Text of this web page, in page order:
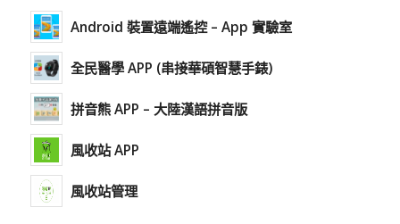
Android 裝置遠端遙控 – App 實驗室
全民醫學 APP (串接華碩智慧手錶)
拼音熊 APP – 大陸漢語拼音版
風收站 APP
風收站管理